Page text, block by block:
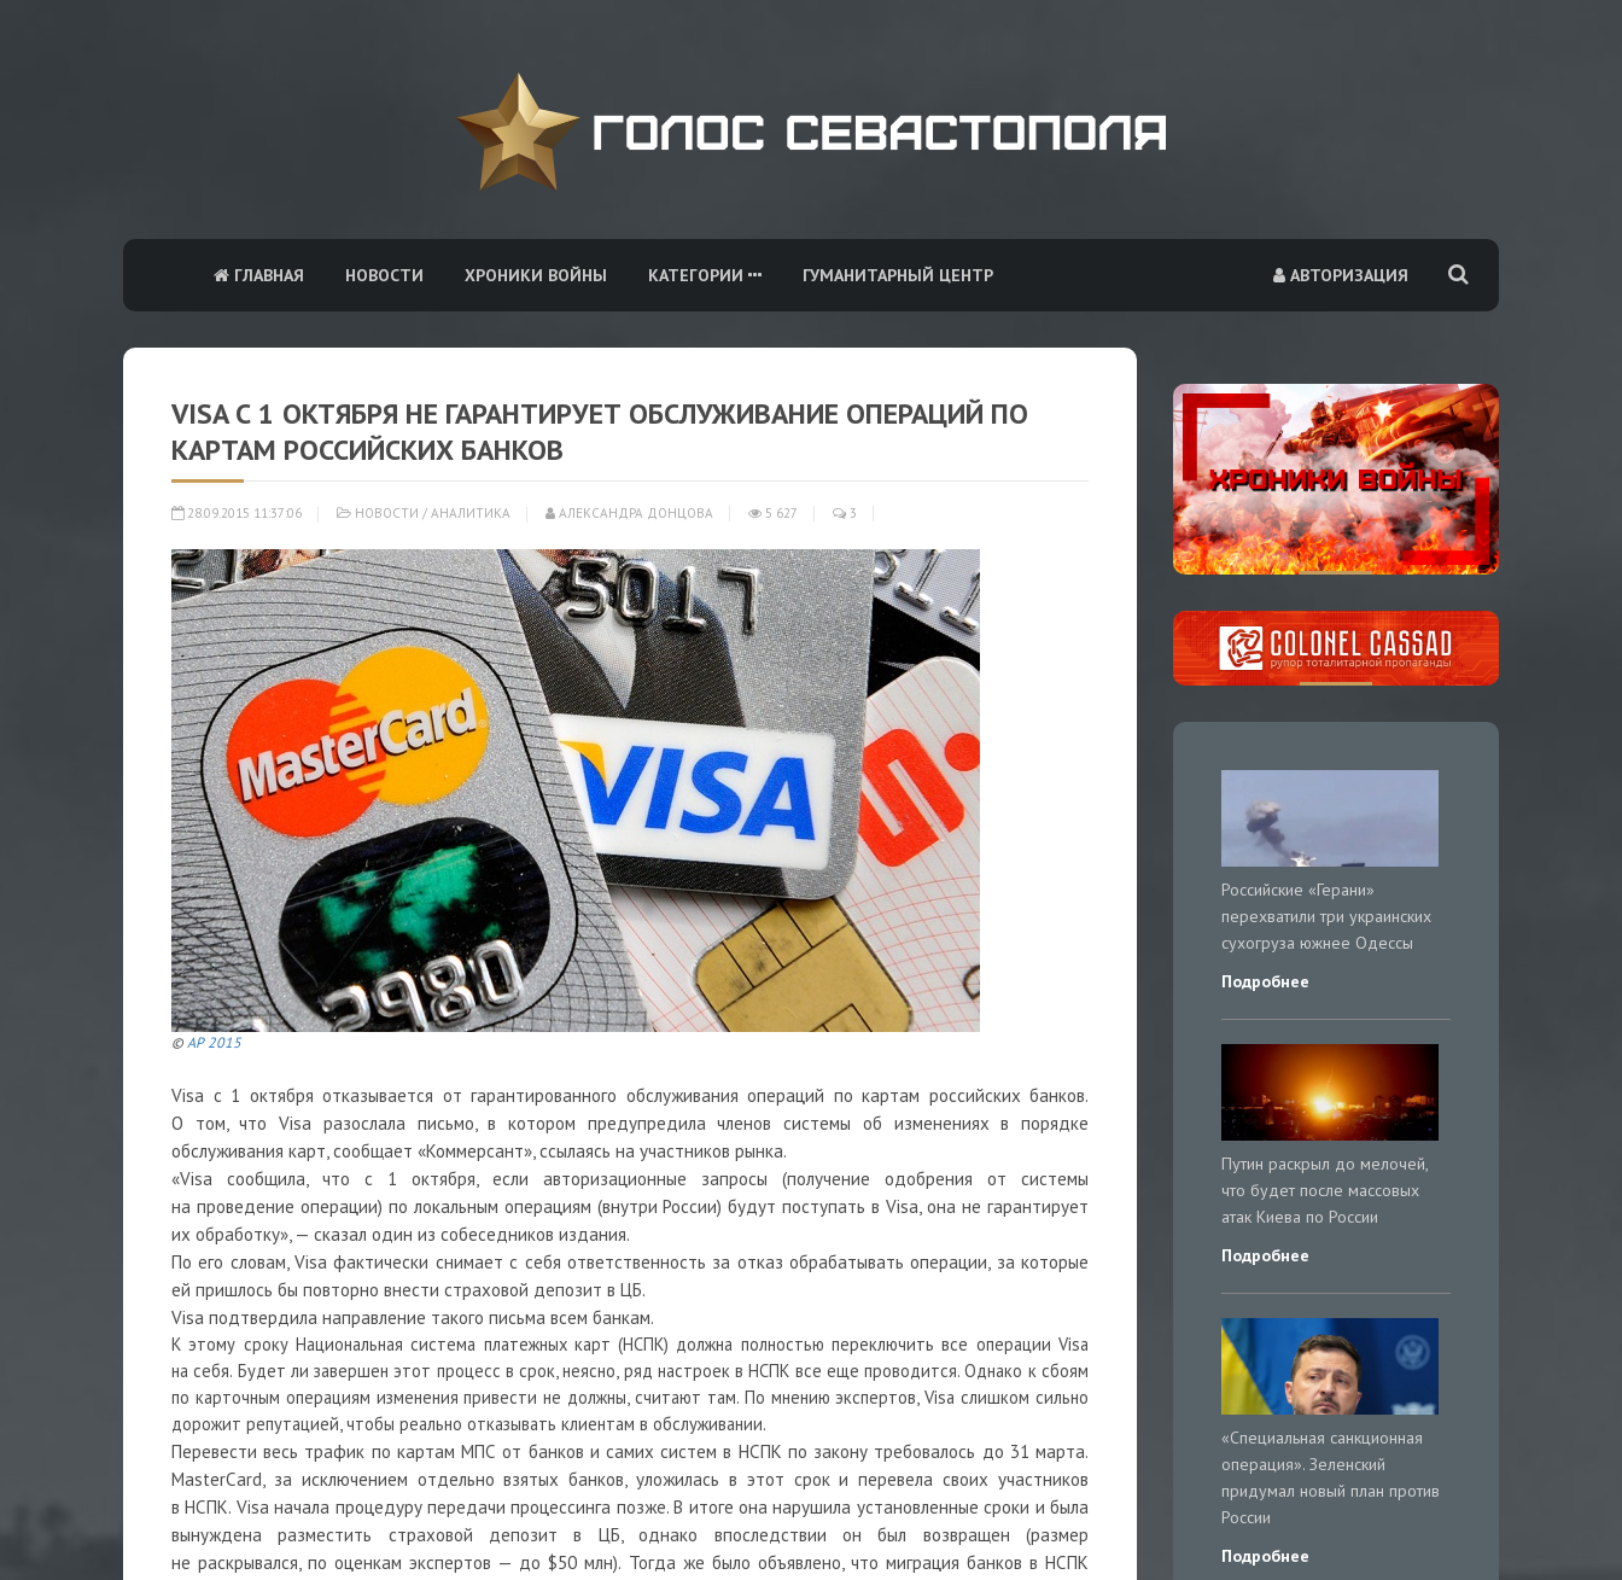
АВТОРИЗАЦИЯ
ГЛАВНАЯ НОВОСТИ ХРОНИКИ ВОЙНЫ КАТЕГОРИИ ГУМАНИТАРНЫЙ ЦЕНТР
VISA С 1 ОКТЯБРЯ НЕ ГАРАНТИРУЕТ ОБСЛУЖИВАНИЕ ОПЕРАЦИЙ ПО
КАРТАМ РОССИЙСКИХ БАНКОВ
28.09.2015 11:37:06 НОВОСТИ / АНАЛИТИКА АЛЕКСАНДРА ДОНЦОВА 5 627 3
© AP 2015
Visa с 1 октября отказывается от гарантированного обслуживания операций по картам российских банков.
О том, что Visa разослала письмо, в котором предупредила членов системы об изменениях в порядке
обслуживания карт, сообщает «Коммерсант», ссылаясь на участников рынка.
«Visa сообщила, что с 1 октября, если авторизационные запросы (получение одобрения от системы
на проведение операции) по локальным операциям (внутри России) будут поступать в Visa, она не гарантирует
их обработку», — сказал один из собеседников издания.
По его словам, Visa фактически снимает с себя ответственность за отказ обрабатывать операции, за которые
ей пришлось бы повторно внести страховой депозит в ЦБ.
Visa подтвердила направление такого письма всем банкам.
К этому сроку Национальная система платежных карт (НСПК) должна полностью переключить все операции Visa
на себя. Будет ли завершен этот процесс в срок, неясно, ряд настроек в НСПК все еще проводится. Однако к сбоям
по карточным операциям изменения привести не должны, считают там. По мнению экспертов, Visa слишком сильно
дорожит репутацией, чтобы реально отказывать клиентам в обслуживании.
Перевести весь трафик по картам МПС от банков и самих систем в НСПК по закону требовалось до 31 марта.
MasterCard, за исключением отдельно взятых банков, уложилась в этот срок и перевела своих участников
в НСПК. Visa начала процедуру передачи процессинга позже. В итоге она нарушила установленные сроки и была
вынуждена разместить страховой депозит в ЦБ, однако впоследствии он был возвращен (размер
не раскрывался, по оценкам экспертов — до $50 млн). Тогда же было объявлено, что миграция банков в НСПК
Российские «Герани»
перехватили три украинских
сухогруза южнее Одессы
Подробнее
Путин раскрыл до мелочей,
что будет после массовых
атак Киева по России
Подробнее
«Специальная санкционная
операция». Зеленский
придумал новый план против
России
Подробнее